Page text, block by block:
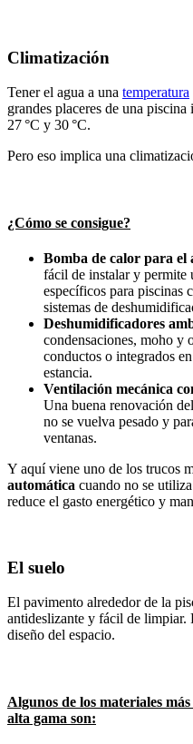
Climatización
Tener el agua a una temperatura
grandes placeres de una
27 °C y 30 °C.
Pero eso implica una
¿Cómo se consigue?
Bomba de calor para el
fácil de instalar y permite
específicos para piscinas
sistemas de
Deshumidificadores
condensaciones, moho y
conductos o integrados
estancia.
Ventilación mecánica
Una buena renovación
no se vuelva pesado y
ventanas.
Y aquí viene uno de los trucos
automática cuando no se
reduce el gasto energético y
El suelo
El pavimento alrededor de la
antideslizante y fácil de limpiar.
diseño del espacio.
Algunos de los materiales
alta gama son: